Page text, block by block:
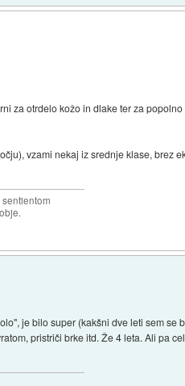
za otrdelo kožo in dlake ter za
vzami nekaj iz srednje klase, brez
je bilo super (kakšni dve leti sem
pristriči brke itd. Že 4 leta. Ali pa